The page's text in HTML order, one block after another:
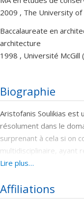
2009 , The University of
Baccalaureate en
architecture
1998 , Université McGill
Biographie
Aristofanis Soulikias est
résolument dans le
surprenant à cela si on
multidisciplinaire, ayant
études en dessin et
imaginer et établir les
Lire plus…
Affiliations